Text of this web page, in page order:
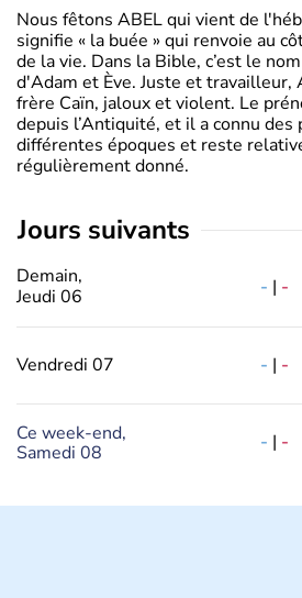
Nous fêtons ABEL qui vient de
signifie « la buée » qui renvoie au
de la vie. Dans la Bible, c’est le
d'Adam et Ève. Juste et travailleur,
frère Caïn, jaloux et violent. Le
depuis l’Antiquité, et il a connu des
différentes époques et reste
régulièrement donné.
jours suivants
Demain,
Jeudi 06
- | -
Vendredi 07 - | -
Ce week-end,
Samedi 08
- | -